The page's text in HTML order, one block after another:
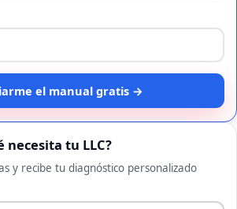
el manual gratis →
necesita tu LLC?
y recibe tu diagnóstico personalizado